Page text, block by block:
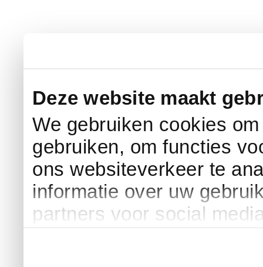
Deze website maakt
We gebruiken cookies
gebruiken, om functies
ons websiteverkeer te
informatie over uw
partners voor social